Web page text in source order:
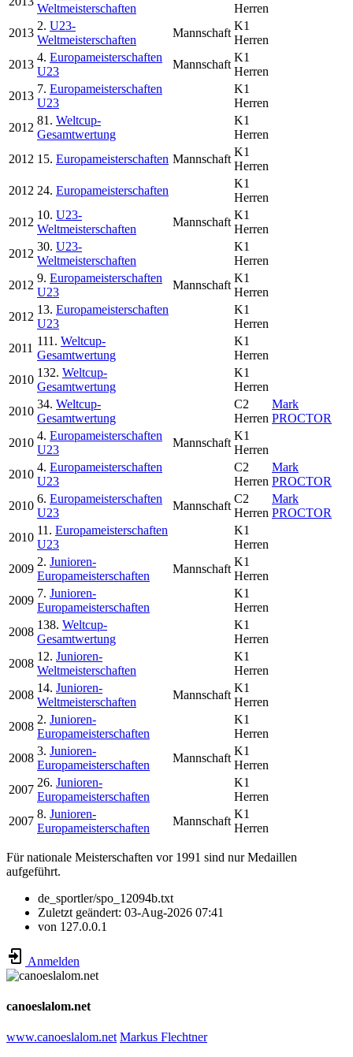
Weltmeisterschaften
Herren
2013
2. U23-
Weltmeisterschaften
Mannschaft
K1
Herren
2013
4. Europameisterschaften
U23
Mannschaft
K1
Herren
2013
7. Europameisterschaften
U23
K1
Herren
2012
81. Weltcup-
Gesamtwertung
K1
Herren
2012 15. Europameisterschaften Mannschaft
K1
Herren
2012 24. Europameisterschaften
K1
Herren
2012
10. U23-
Weltmeisterschaften
Mannschaft
K1
Herren
2012
30. U23-
Weltmeisterschaften
K1
Herren
2012
9. Europameisterschaften
U23
Mannschaft
K1
Herren
2012
13. Europameisterschaften
U23
K1
Herren
2011
111. Weltcup-
Gesamtwertung
K1
Herren
2010
132. Weltcup-
Gesamtwertung
K1
Herren
2010
34. Weltcup-
Gesamtwertung
C2
Herren
Mark
PROCTOR
2010
4. Europameisterschaften
U23
Mannschaft
K1
Herren
2010
4. Europameisterschaften
U23
C2
Herren
Mark
PROCTOR
2010
6. Europameisterschaften
U23
Mannschaft
C2
Herren
Mark
PROCTOR
2010
11. Europameisterschaften
U23
K1
Herren
2009
2. Junioren-
Europameisterschaften
Mannschaft
K1
Herren
2009
7. Junioren-
Europameisterschaften
K1
Herren
2008
138. Weltcup-
Gesamtwertung
K1
Herren
2008
12. Junioren-
Weltmeisterschaften
K1
Herren
2008
14. Junioren-
Weltmeisterschaften
Mannschaft
K1
Herren
2008
2. Junioren-
Europameisterschaften
K1
Herren
2008
3. Junioren-
Europameisterschaften
Mannschaft
K1
Herren
2007
26. Junioren-
Europameisterschaften
K1
Herren
2007
8. Junioren-
Europameisterschaften
Mannschaft
K1
Herren
Für nationale Meisterschaften vor 1991 sind nur Medaillen
aufgeführt.
de_sportler/spo_12094b.txt
Zuletzt geändert: 03-Aug-2026 07:41
von 127.0.0.1
Anmelden
canoeslalom.net
www.canoeslalom.net Markus Flechtner